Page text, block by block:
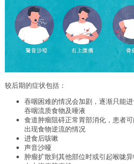
较后期的症状包括：
吞咽困难的情况会加剧，逐渐只能
吞咽流质食物及唾液
食道肿瘤阻碍正常胃部消化，患者
出现食物逆流的情况
进食后咳嗽
声音沙哑
肿瘤扩散到其他部位时或引起喉咙